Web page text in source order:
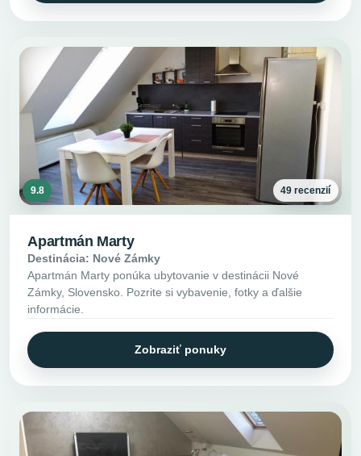
9.8 49 recenzií
Apartmán Marty
Destinácia: Nové Zámky
Apartmán Marty ponúka ubytovanie v destinácii Nové
Zámky, Slovensko. Pozrite si vybavenie, fotky a ďalšie
informácie.
Zobraziť ponuky